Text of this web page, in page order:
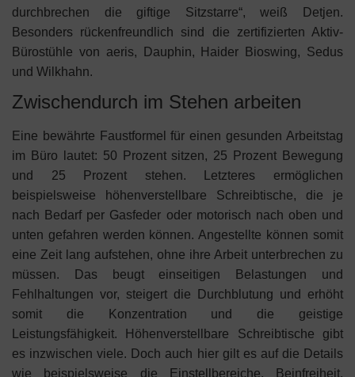
durchbrechen die giftige Sitzstarre“, weiß Detjen.
Besonders rückenfreundlich sind die zertifizierten Aktiv-
Bürostühle von aeris, Dauphin, Haider Bioswing, Sedus
und Wilkhahn.
Zwischendurch im Stehen arbeiten
Eine bewährte Faustformel für einen gesunden Arbeitstag
im Büro lautet: 50 Prozent sitzen, 25 Prozent Bewegung
und 25 Prozent stehen. Letzteres ermöglichen
beispielsweise höhenverstellbare Schreibtische, die je
nach Bedarf per Gasfeder oder motorisch nach oben und
unten gefahren werden können. Angestellte können somit
eine Zeit lang aufstehen, ohne ihre Arbeit unterbrechen zu
müssen. Das beugt einseitigen Belastungen und
Fehlhaltungen vor, steigert die Durchblutung und erhöht
somit die Konzentration und die geistige
Leistungsfähigkeit. Höhenverstellbare Schreibtische gibt
es inzwischen viele. Doch auch hier gilt es auf die Details
wie beispielsweise die Einstellbereiche, Beinfreiheit,